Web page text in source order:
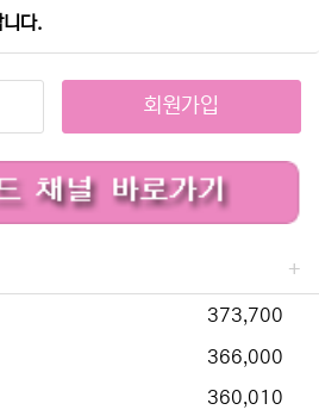
(전면)에 게시합니다. 다만, 약관의 내용
책임·환불조건 등과 같은 중요한 내용을
에서의 소비자보호에 관한 법률」, 「약관의
자문서 및 전자거래기본법」, 「전자금융거
에 관한 법률」, 「소비자기본법」 등 관련
위에서 이 약관을 개정할 수 있습니다.
경우에는 적용일자 및 개정사유를 명시하
의 초기화면에 그 적용일자 7일 이전부터
합니다. 다만, 이용자에게 불리하게 약관
에는 최소한 30일 이상의 사전 유예기간을
다.
회원가입
373,700
366,000
360,010